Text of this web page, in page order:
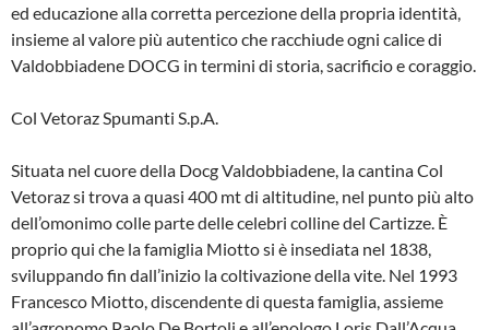
ed educazione alla corretta percezione della propria identità,
insieme al valore più autentico che racchiude ogni calice di
Valdobbiadene DOCG in termini di storia, sacrificio e coraggio.
Col Vetoraz Spumanti S.p.A.
Situata nel cuore della Docg Valdobbiadene, la cantina Col
Vetoraz si trova a quasi 400 mt di altitudine, nel punto più alto
dell’omonimo colle parte delle celebri colline del Cartizze. È
proprio qui che la famiglia Miotto si è insediata nel 1838,
sviluppando fin dall’inizio la coltivazione della vite. Nel 1993
Francesco Miotto, discendente di questa famiglia, assieme